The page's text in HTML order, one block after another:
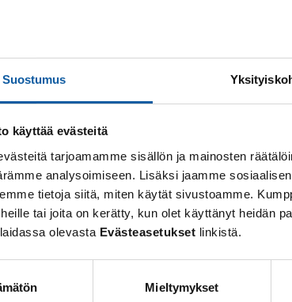
Suostumus
käyttää evästeitä
tarjoamamme sisällön ja mainosten
analysoimiseen. Lisäksi jaamme
tietoja siitä, miten käytät sivustoamme.
tai joita on kerätty, kun olet käyttänyt heidän
olevasta Evästeasetukset linkistä.
Mieltymykset
etukäteen kirjastokäynnistä ja sen
kouluun. Innostunut opettaja saa myös
mukaan lainausta varten.
olla läsnä kirjastovierailulla ja
myös oppilaiden käyttäytymisestä
Käytöksestä on hyvä keskustella
ottaa mielellään vastaan palautetta